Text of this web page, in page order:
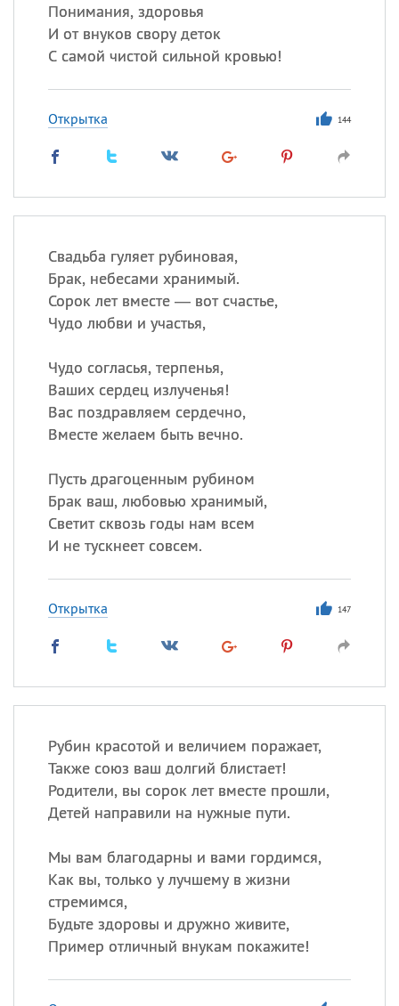
Понимания, здоровья
И от внуков свору деток
С самой чистой сильной кровью!
Открытка 144
Свадьба гуляет рубиновая,
Брак, небесами хранимый.
Сорок лет вместе — вот счастье,
Чудо любви и участья,
Чудо согласья, терпенья,
Ваших сердец излученья!
Вас поздравляем сердечно,
Вместе желаем быть вечно.
Пусть драгоценным рубином
Брак ваш, любовью хранимый,
Светит сквозь годы нам всем
И не тускнеет совсем.
Открытка 147
Рубин красотой и величием поражает,
Также союз ваш долгий блистает!
Родители, вы сорок лет вместе прошли,
Детей направили на нужные пути.
Мы вам благодарны и вами гордимся,
Как вы, только у лучшему в жизни
стремимся,
Будьте здоровы и дружно живите,
Пример отличный внукам покажите!